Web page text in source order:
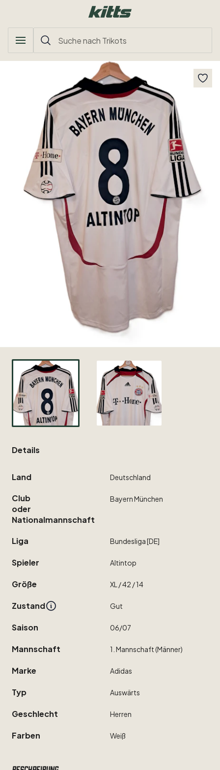
Details
Land Deutschland
Club
oder
Nationalmannschaft
BayernMünchen
Liga Bundesliga[DE]
Spieler Altintop
Größe XL ​/​42 ​/​14
Zustand Gut
Saison 06​/​07
Mannschaft 1. Mannschaft(Männer)
Marke Adidas
Typ Auswärts
Geschlecht Herren
Farben Weiß